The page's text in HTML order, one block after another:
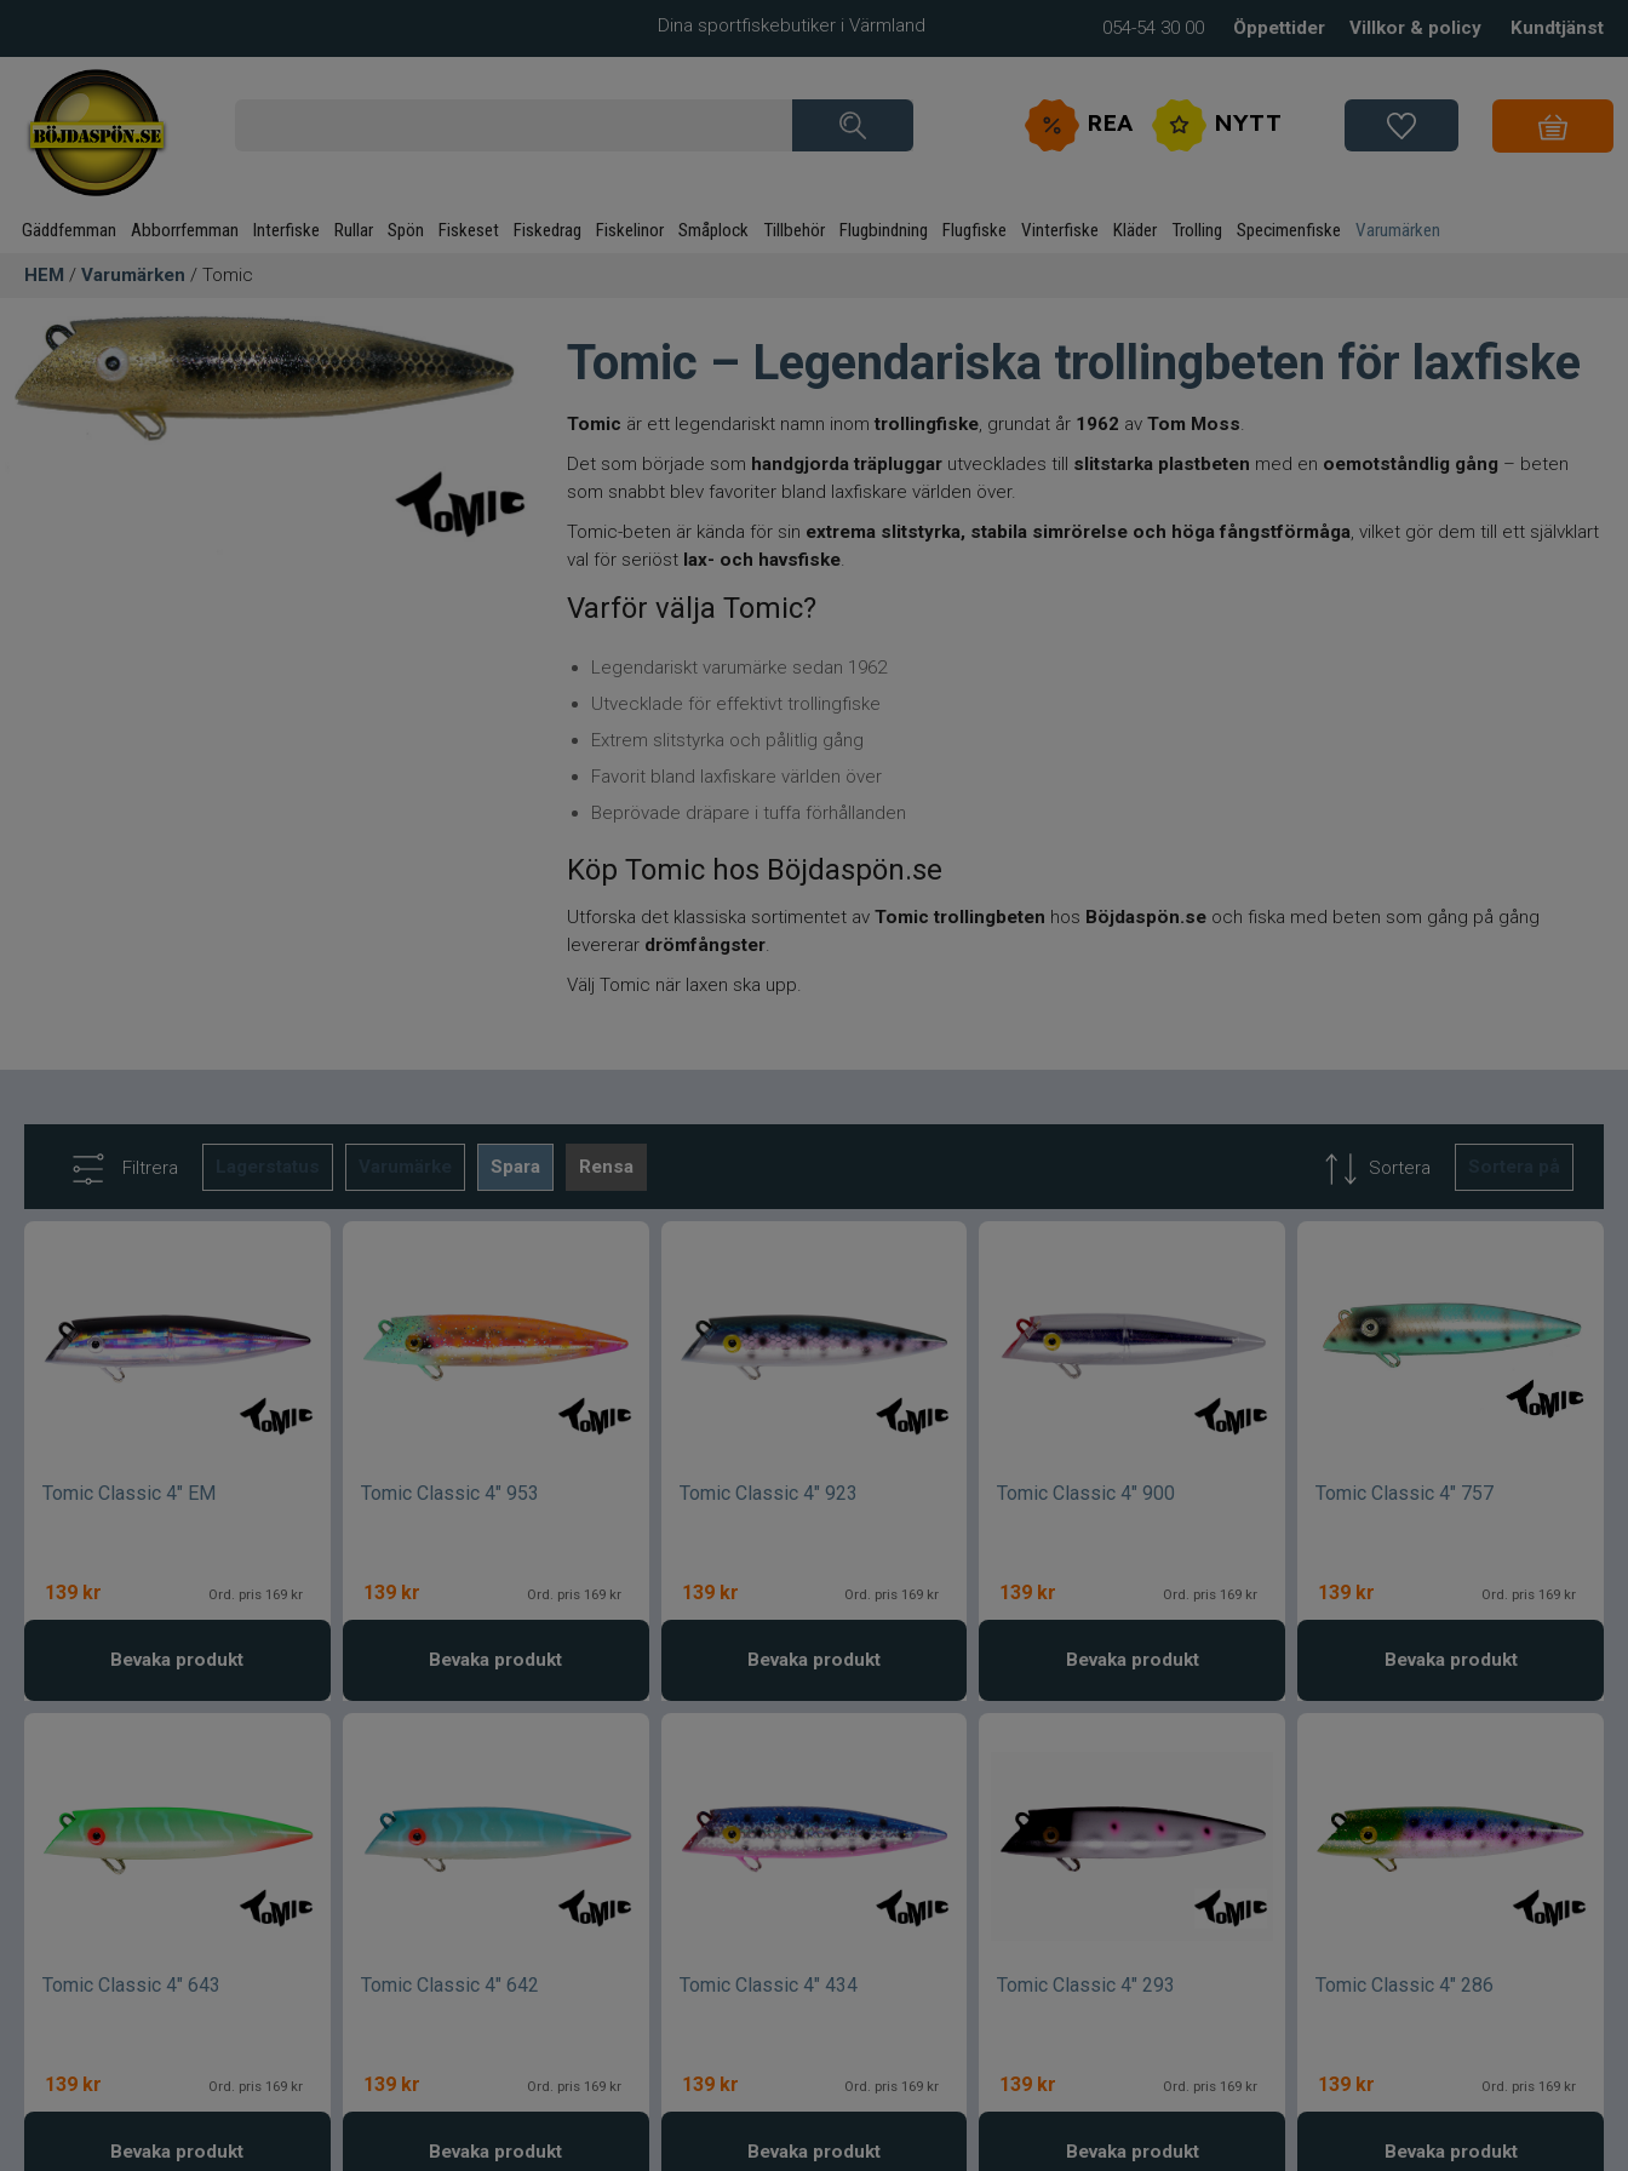
Dina sportfiskebutiker i Värmland 054-54 30 00 Öppettider Villkor & policy Kundtjänst
REA NYTT
Gäddfemman Abborrfemman Interfiske Rullar Spön Fiskeset Fiskedrag Fiskelinor Småplock Tillbehör Flugbindning Flugfiske Vinterfiske Kläder Trolling Specimenfiske Varumärken
HEM / Varumärken / Tomic
Tomic – Legendariska trollingbeten för laxfiske
Tomic är ett legendariskt namn inom trollingfiske, grundat år 1962 av Tom Moss.
Det som började som handgjorda träpluggarutvecklades till slitstarka plastbeten med en oemotståndlig gång – beten
som snabbt blev favoriter bland laxfiskare världen över.
Tomic-beten är kända för sin extrema slitstyrka, stabila simrörelse och höga fångstförmåga, vilket gör dem till ett självklart
val för seriöst lax- och havsfiske.
Varför välja Tomic?
Legendariskt varumärke sedan 1962
Utvecklade för effektivt trollingfiske
Extrem slitstyrka och pålitlig gång
Favorit bland laxfiskare världen över
Beprövade dräpare i tuffa förhållanden
Köp Tomic hos Böjdaspön.se
Utforska det klassiska sortimentet av Tomic trollingbeten hos Böjdaspön.seoch fiska med beten som gång på gång
levererar drömfångster.
Välj Tomic när laxen ska upp.
Filtrera Spara Rensa Sortera
Tomic Classic 4" EM
139 kr Ord. pris 169 kr
Bevaka produkt
Tomic Classic 4" 953
139 kr Ord. pris 169 kr
Bevaka produkt
Tomic Classic 4" 923
139 kr Ord. pris 169 kr
Bevaka produkt
Tomic Classic 4" 900
139 kr Ord. pris 169 kr
Bevaka produkt
Tomic Classic 4" 757
139 kr Ord. pris 169 kr
Bevaka produkt
Tomic Classic 4" 643
139 kr Ord. pris 169 kr
Bevaka produkt
Tomic Classic 4" 642
139 kr Ord. pris 169 kr
Bevaka produkt
Tomic Classic 4" 434
139 kr Ord. pris 169 kr
Bevaka produkt
Tomic Classic 4" 293
139 kr Ord. pris 169 kr
Bevaka produkt
Tomic Classic 4" 286
139 kr Ord. pris 169 kr
Bevaka produkt